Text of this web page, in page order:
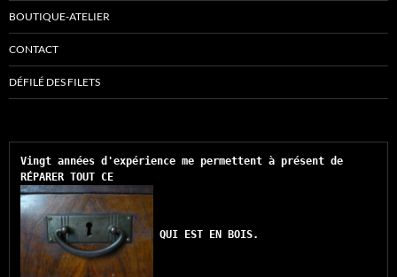
BOUTIQUE-ATELIER
CONTACT
DÉFILÉ DES FILETS
Vingt années d'expérience me permettent à présent de
RÉPARER TOUT CE
QUI EST EN BOIS.